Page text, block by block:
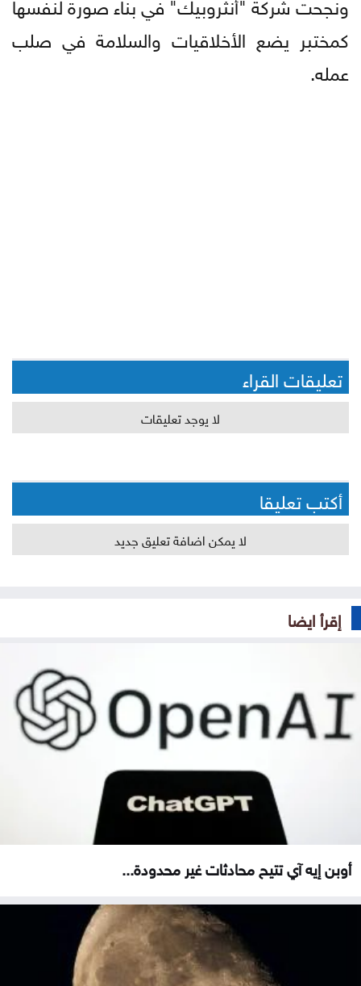
كمختبر يضع الأخلاقيات والسلامة في صلب
عمله.
تعليقات القراء
لا يوجد تعليقات
أكتب تعليقا
لا يمكن اضافة تعليق جديد
إقرأ ايضا
أوبن إيه آي تتيح محادثات غير محدودة...